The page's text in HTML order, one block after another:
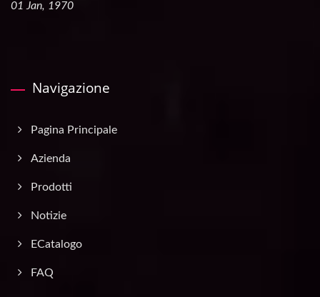
01 Jan, 1970
Navigazione
Pagina Principale
Azienda
Prodotti
Notizie
ECatalogo
FAQ